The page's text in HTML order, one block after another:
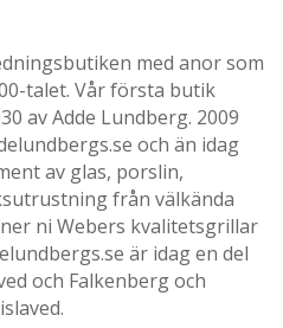
med anor som
talet. Vår första butik
av Adde Lundberg. 2009
och än idag
av glas, porslin,
från välkända
ni Webers kvalitetsgrillar
är idag en del
och Falkenberg och